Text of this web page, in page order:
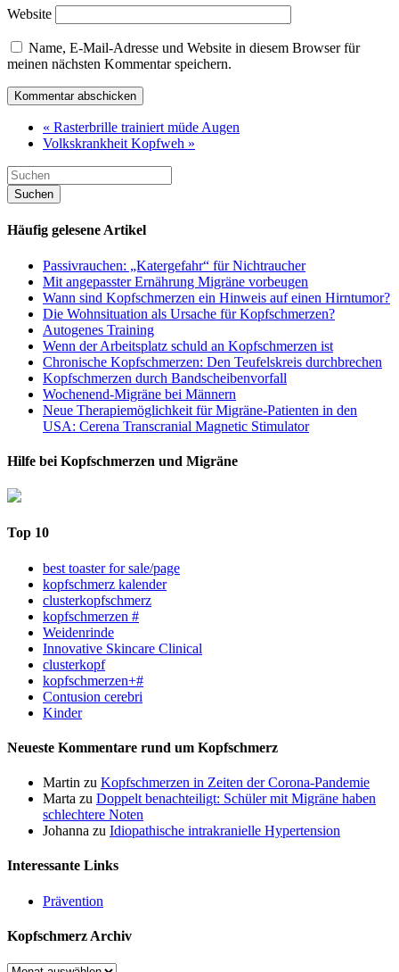
Website
Name, E-Mail-Adresse und Website in diesem Browser für
meinen nächsten Kommentar speichern.
« Rasterbrille trainiert müde Augen
Volkskrankheit Kopfweh »
Häufig gelesene Artikel
Passivrauchen: „Katergefahr“ für Nichtraucher
Mit angepasster Ernährung Migräne vorbeugen
Wann sind Kopfschmerzen ein Hinweis auf einen Hirntumor?
Die Wohnsituation als Ursache für Kopfschmerzen?
Autogenes Training
Wenn der Arbeitsplatz schuld an Kopfschmerzen ist
Chronische Kopfschmerzen: Den Teufelskreis durchbrechen
Kopfschmerzen durch Bandscheibenvorfall
Wochenend-Migräne bei Männern
Neue Therapiemöglichkeit für Migräne-Patienten in den
USA: Cerena Transcranial Magnetic Stimulator
Hilfe bei Kopfschmerzen und Migräne
Top 10
best toaster for sale/page
kopfschmerz kalender
clusterkopfschmerz
kopfschmerzen #
Weidenrinde
Innovative Skincare Clinical
clusterkopf
kopfschmerzen+#
Contusion cerebri
Kinder
Neueste Kommentare rund um Kopfschmerz
Martin zu Kopfschmerzen in Zeiten der Corona-Pandemie
Marta zu Doppelt benachteiligt: Schüler mit Migräne haben
schlechtere Noten
Johanna zu Idiopathische intrakranielle Hypertension
Interessante Links
Prävention
Kopfschmerz Archiv